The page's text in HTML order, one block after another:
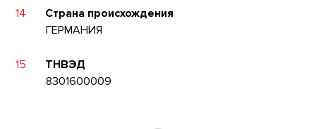
14
Страна происхождения
ГЕРМАНИЯ
15
ТНВЭД
8301600009